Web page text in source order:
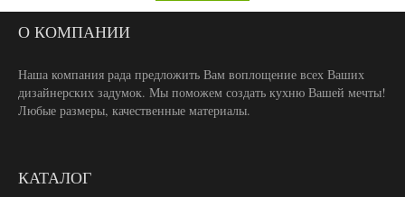
О КОМПАНИИ
Наша компания рада предложить Вам воплощение всех Ваших
дизайнерских задумок. Мы поможем создать кухню Вашей мечты!
Любые размеры, качественные материалы.
КАТАЛОГ